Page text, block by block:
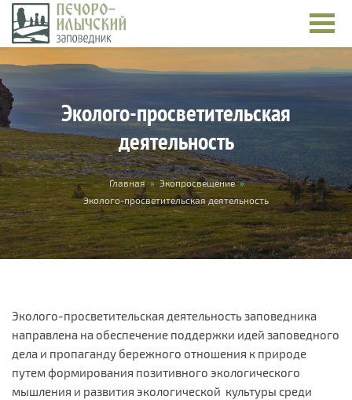
Перейти к основному содержанию
Эколого-просветительская
деятельность
Вы здесь Главная » Экопросвещение »
Эколого-просветительская деятельность
Эколого-просветительская деятельность заповедника
направлена на обеспечение поддержки идей заповедного
дела и пропаганду бережного отношения к природе
путем формирования позитивного экологического
мышления и развития экологической культуры среди